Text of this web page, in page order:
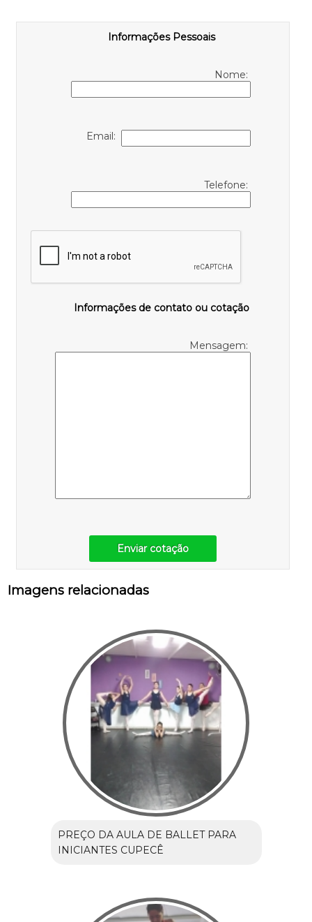
Informações Pessoais
Nome:
Email:
Telefone:
Informações de contato ou cotação
Mensagem:
Enviar cotação
Imagens relacionadas
PREÇO DA AULA DE BALLET PARA
INICIANTES CUPECÊ